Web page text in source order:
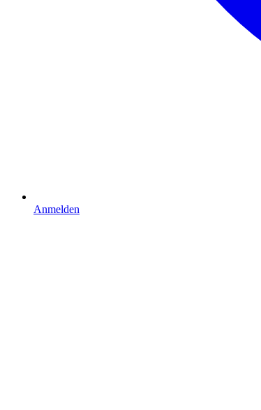
Anmelden